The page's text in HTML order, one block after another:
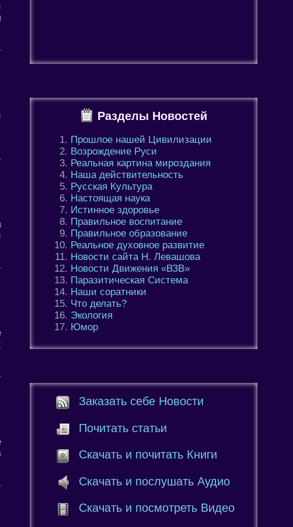
Разделы Новостей
Прошлое нашей Цивилизации
Возрождение Руси
Реальная картина мироздания
Наша действительность
Русская Культура
Настоящая наука
Истинное здоровье
Правильное воспитание
Правильное образование
Реальное духовное развитие
Новости сайта Н. Левашова
Новости Движения «ВЗВ»
Паразитическая Система
Наши соратники
Что делать?
Экология
Юмор
Заказать себе Новости
Почитать статьи
Скачать и почитать Книги
Скачать и послушать Аудио
Скачать и посмотреть Видео